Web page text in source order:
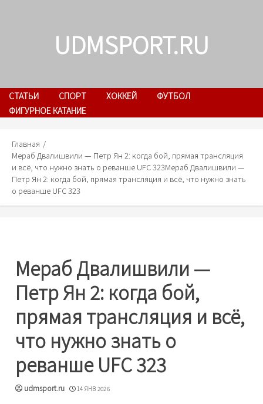
UDMSPORT.RU
СТАТЬИ СПОРТ ХОККЕЙ
ФУТБОЛ
ФИГУРНОЕ КАТАНИЕ
Главная
Мераб Двалишвили — Петр Ян 2: когда бой, прямая трансляция
и всё, что нужно знать о реванше UFC 323Мераб Двалишвили —
Петр Ян 2: когда бой, прямая трансляция и всё, что нужно знать
о реванше UFC 323
Мераб Двалишвили —
Петр Ян 2: когда бой,
прямая трансляция и всё,
что нужно знать о
реванше UFC 323
udmsport.ru 14 ЯНВ 2026